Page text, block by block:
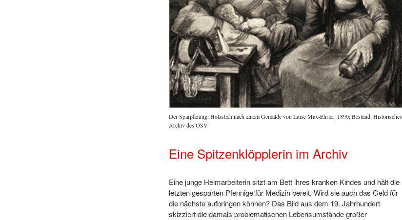
Der Sparpfennig, Holzstich nach einem Gemälde von Luise Max-Ehrler, 1890; Bestand: Historisches
Archiv des OSV
Eine Spitzenklöpplerin im Archiv
Eine junge Heimarbeiterin sitzt am Bett ihres kranken Kindes und hält die
letzten gesparten Pfennige für Medizin bereit. Wird sie auch das Geld für
die nächste aufbringen können? Das Bild aus dem 19. Jahrhundert
skizziert die damals problematischen Lebensumstände großer